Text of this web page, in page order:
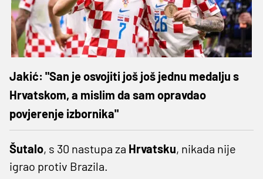
Jakić: "San je osvojiti još još jednu medalju s
Hrvatskom, a mislim da sam opravdao
povjerenje izbornika"
Šutalo, s 30 nastupa za Hrvatsku, nikada nije
igrao protiv Brazila.